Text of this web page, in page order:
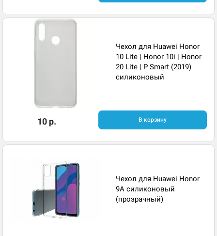
Чехол для Huawei Honor
10 Lite | Honor 10i | Honor
20 Lite | P Smart (2019)
силиконовый
10 р. В корзину
Чехол для Huawei Honor
9A силиконовый
(прозрачный)